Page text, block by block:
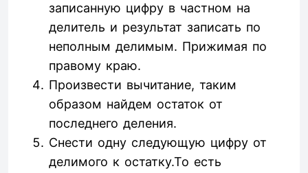
записанную цифру в частном на
делитель и результат записать по
неполным делимым. Прижимая по
правому краю.
Произвести вычитание, таким
образом найдем остаток от
последнего деления.
Снести одну следующую цифру от
делимого к остатку.То есть